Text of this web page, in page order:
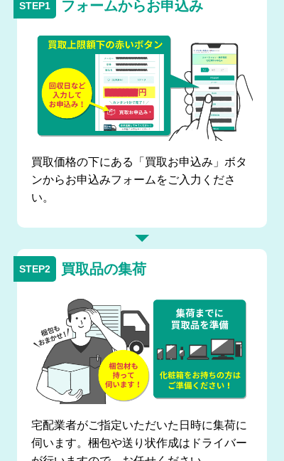
フォームからお申込み
買取価格の下にある「買取お申込み」ボタ
ンからお申込みフォームをご入力くださ
い。
買取品の集荷
宅配業者がご指定いただいた日時に集荷に
伺います。梱包や送り状作成はドライバー